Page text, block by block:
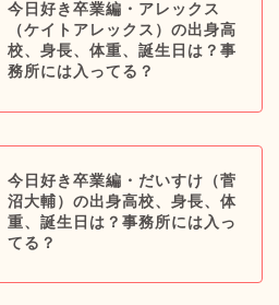
今日好き卒業編・アレックス
（ケイトアレックス）の出身高
校、身長、体重、誕生日は？事
務所には入ってる？
今日好き卒業編・だいすけ（菅
沼大輔）の出身高校、身長、体
重、誕生日は？事務所には入っ
てる？